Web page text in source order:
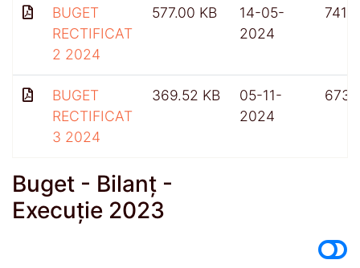
BUGET
RECTIFICAT
2 2024
577.00 KB
14-05-
2024
741
BUGET
RECTIFICAT
3 2024
369.52 KB
05-11-
2024
673
Buget - Bilanț -
Execuție 2023